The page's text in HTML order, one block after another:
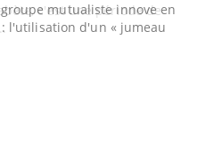
mutualiste innove en
l'utilisation d'un « jumeau